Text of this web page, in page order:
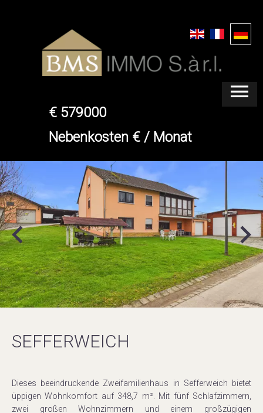
SEFFERWEICH
€ 579000
Nebenkosten € / Monat
SEFFERWEICH
Dieses beeindruckende Zweifamilienhaus in Sefferweich bietet
üppigen Wohnkomfort auf 348,7 m². Mit fünf Schlafzimmern,
zwei großen Wohnzimmern und einem großzügigen